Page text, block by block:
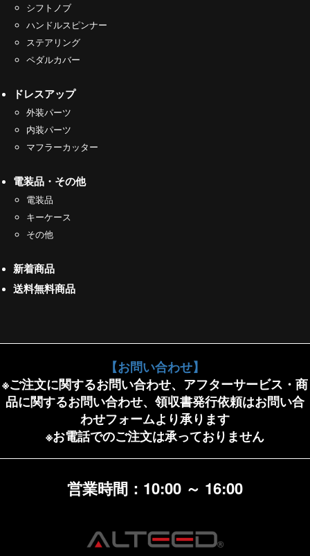
シフトノブ
ハンドルスピンナー
ステアリング
ペダルカバー
ドレスアップ
外装パーツ
内装パーツ
マフラーカッター
電装品・その他
電装品
キーケース
その他
新着商品
送料無料商品
【お問い合わせ】
※ご注文に関するお問い合わせ、アフターサービス・商
品に関するお問い合わせ、領収書発行依頼はお問い合
わせフォームより承ります
※お電話でのご注文は承っておりません
営業時間：10:00 ～ 16:00